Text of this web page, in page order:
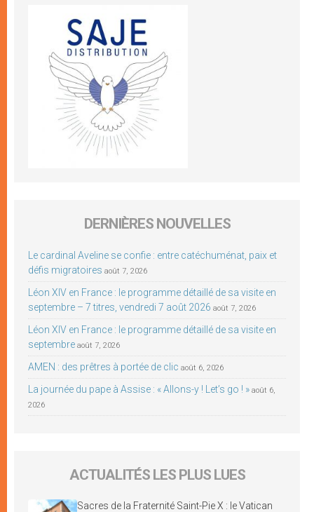
DERNIÈRES NOUVELLES
Le cardinal Aveline se confie : entre catéchuménat, paix et
défis migratoires août 7, 2026
Léon XIV en France : le programme détaillé de sa visite en
septembre – 7 titres, vendredi 7 août 2026 août 7, 2026
Léon XIV en France : le programme détaillé de sa visite en
septembre août 7, 2026
AMEN : des prêtres à portée de clic août 6, 2026
La journée du pape à Assise : « Allons-y ! Let’s go ! » août 6,
2026
ACTUALITÉS LES PLUS LUES
Sacres de la Fraternité Saint-Pie X : le Vatican